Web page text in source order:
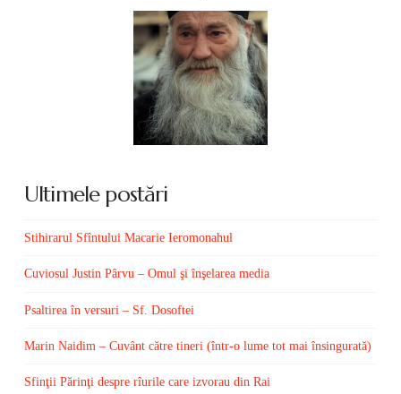
Ultimele postări
Stihirarul Sfîntului Macarie Ieromonahul
Cuviosul Justin Pârvu – Omul şi înşelarea media
Psaltirea în versuri – Sf. Dosoftei
Marin Naidim – Cuvânt către tineri (într-o lume tot mai însingurată)
Sfinţii Părinţi despre rîurile care izvorau din Rai